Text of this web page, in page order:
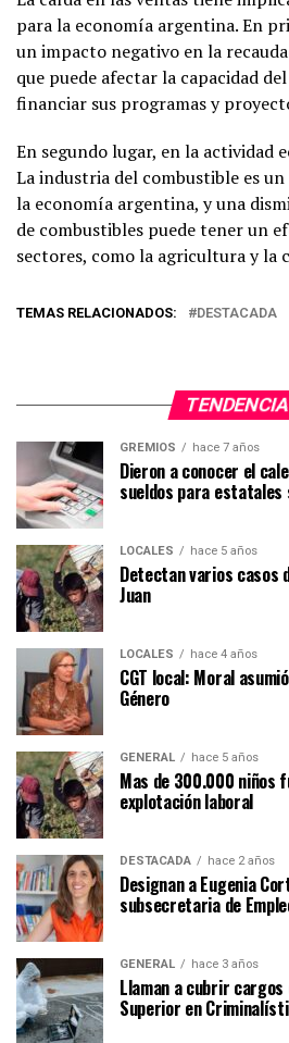
para la economía argentina. En
un impacto negativo en la
que puede afectar la capacidad
financiar sus programas y
En segundo lugar, en la actividad
La industria del combustible es
la economía argentina, y una
de combustibles puede tener un
sectores, como la agricultura y la
TEMAS RELACIONADOS: DESTACADA
GREMIOS hace 7 años
Dieron a conocer el
sueldos para estatales
LOCALES hace 5 años
Detectan varios casos
Juan
LOCALES hace 4 años
CGT local: Moral
Género
GENERAL hace 5 años
Mas de 300.000 niños
explotación laboral
DESTACADA hace 2 años
Designan a Eugenia
subsecretaria de
GENERAL hace 3 años
Llaman a cubrir
Superior en